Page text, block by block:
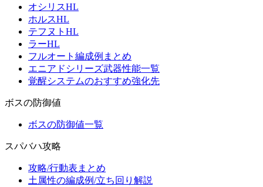
オシリスHL
ホルスHL
テフヌトHL
ラーHL
フルオート編成例まとめ
エニアドシリーズ武器性能一覧
覚醒システムのおすすめ強化先
ボスの防御値
ボスの防御値一覧
スパバハ攻略
攻略/行動表まとめ
土属性の編成例/立ち回り解説